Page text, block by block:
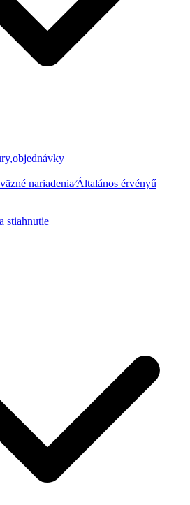
nariadenia⁄Általános érvényű
stiahnutie